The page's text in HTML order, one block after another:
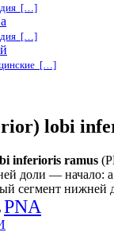
[…]
[…]
[…]
lobi
inferioris ramus
доли — начало:
сегмент нижней
PNA